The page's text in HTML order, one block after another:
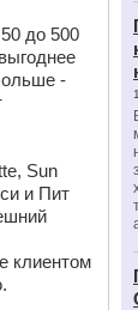
до 500
-
Sun
и Пит
клиентом